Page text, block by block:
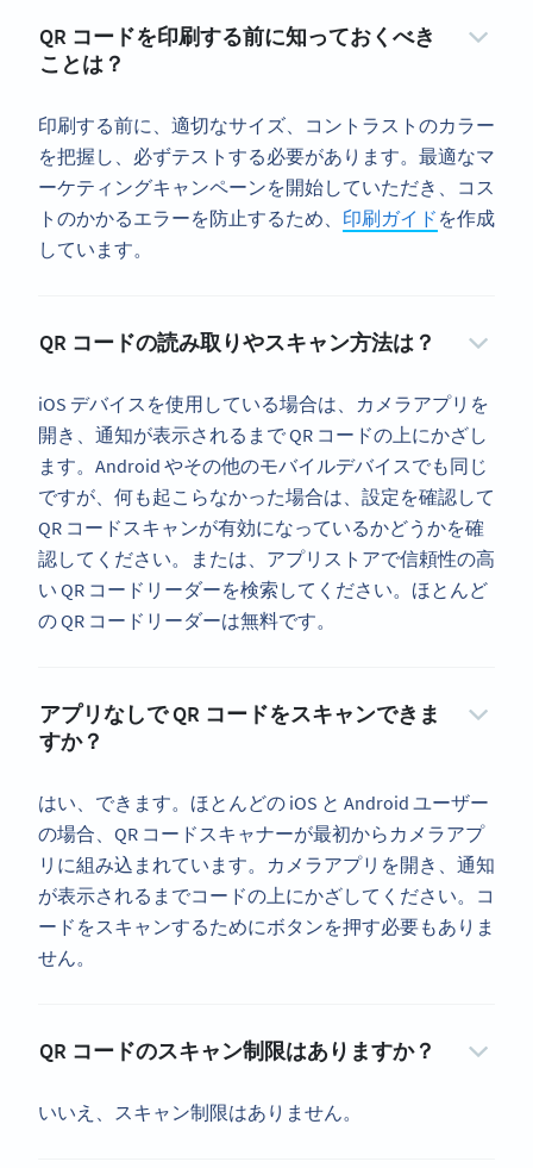
QR コードを印刷する前に知っておくべき
ことは？
印刷する前に、適切なサイズ、コントラストのカラー
を把握し、必ずテストする必要があります。最適なマ
ーケティングキャンペーンを開始していただき、コス
トのかかるエラーを防止するため、 印刷ガイド を作成
しています。
QR コードの読み取りやスキャン方法は？
iOS デバイスを使用している場合は、カメラアプリを
開き、通知が表示されるまで QR コードの上にかざし
ます。Android やその他のモバイルデバイスでも同じ
ですが、何も起こらなかった場合は、設定を確認して
QR コードスキャンが有効になっているかどうかを確
認してください。または、アプリストアで信頼性の高
い QR コードリーダーを検索してください。ほとんど
の QR コードリーダーは無料です。
アプリなしで QR コードをスキャンできま
すか？
はい、できます。ほとんどの iOS と Android ユーザー
の場合、QR コードスキャナーが最初からカメラアプ
リに組み込まれています。カメラアプリを開き、通知
が表示されるまでコードの上にかざしてください。コ
ードをスキャンするためにボタンを押す必要もありま
せん。
QR コードのスキャン制限はありますか？
いいえ、スキャン制限はありません。